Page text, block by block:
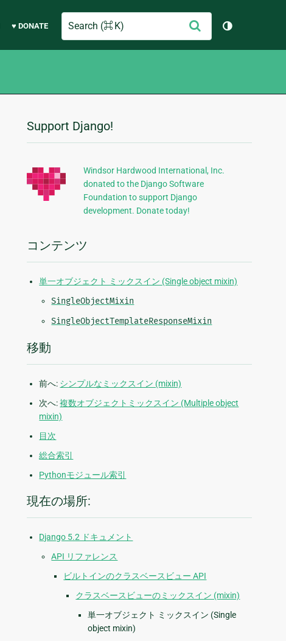
♥ DONATE
Search
信
テーマを切
追
加
的
な
Support Django!
Windsor Hardwood International, Inc.
donated to the Django Software
Foundation to support Django
development. Donate today!
コンテンツ
単一オブジェクト ミックスイン (Single object mixin)
SingleObjectMixin
SingleObjectTemplateResponseMixin
移動
前へ: シンプルなミックスイン (mixin)
次へ:複数オブジェクトミックスイン (Multiple object
mixin)
目次
総合索引
Pythonモジュール索引
現在の場所:
Django 5.2 ドキュメント
API リファレンス
ビルトインのクラスベースビュー API
クラスベースビューのミックスイン (mixin)
単一オブジェクト ミックスイン (Single
object mixin)